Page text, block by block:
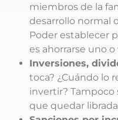
miembros de la
desarrollo normal
Poder establecer
es ahorrarse uno
Inversiones,
toca? ¿Cuándo lo
invertir?
que quedar